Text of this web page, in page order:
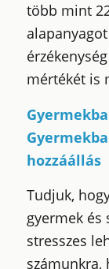
több mint
alapanyagot
mértékét is
hozzáállás
Tudjuk,
gyermek és
stresszes
számunkra,